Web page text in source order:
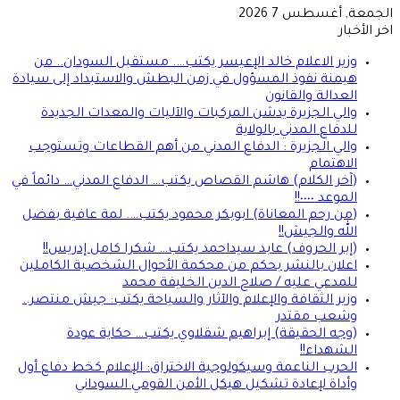
الجمعة, أغسطس 7 2026
اخر الأخبار
وزير الاعلام خالد الإعيسر يكتب…. مستقبل السودان.. من
هيمنة نفوذ المسؤول في زمن البطش والاستبداد إلى سيادة
العدالة والقانون
والي الجزيرة يدشن المركبات والآليات والمعدات الجديدة
للدفاع المدني بالولاية
والي الجزيرة : الدفاع المدني من أهم القطاعات وتستوجب
الاهتمام
(آخر الكلام) هاشم القصاص يكتب… الدفاع المدني… دائماً في
الموعد ٠٠٠٠!!
(من رحم المعاناة) ابوبكر محمود يكتب…. لمة عافية بفضل
الله والجيش!!
(إبر الحروف) عابد سيداحمد يكتب… شكرا كامل إدريس!!
اعلان بالنشر بحكم من محكمة الأحوال الشخصية الكاملين
للمدعي عليه / صلاح الدين الخليفة محمد
وزير الثقافة والإعلام والآثار والسياحة يكتب: جيش منتصر..
وشعب مقتدر
(وجه الحقيقة) إبراهيم شقلاوي يكتب… حكاية عودة
الشهداء!!
الحرب الناعمة وسيكولوجية الاختراق: الإعلام كخط دفاع أول
وأداة لإعادة تشكيل هيكل الأمن القومي السوداني